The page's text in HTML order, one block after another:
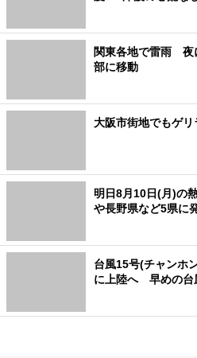
報
取
関東各地で雷雨 夜
部に移動
大阪市街地でもゲ
明日8月10日(月)の
や長野県など5県に
台風15号(チャンホ
に上陸へ 早めの台